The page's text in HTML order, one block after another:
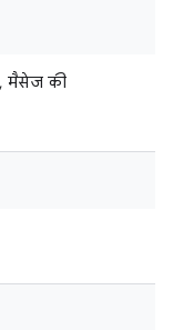
मैसेज की